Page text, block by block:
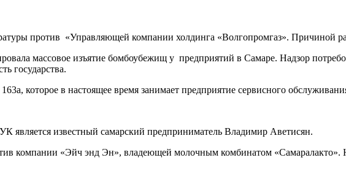
против «Управляющей компании холдинга «Волгопромгаз». Причиной
массовое изъятие бомбоубежищ у предприятий в Самаре. Надзор
государства.
которое в настоящее время занимает предприятие сервисного
является известный самарский предприниматель Владимир Аветисян.
компании «Эйч энд Эн», владеющей молочным комбинатом «Самаралакто».